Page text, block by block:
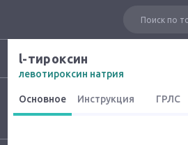
l-тироксин
левотироксин натрия
Основное Инструкция ГРЛС